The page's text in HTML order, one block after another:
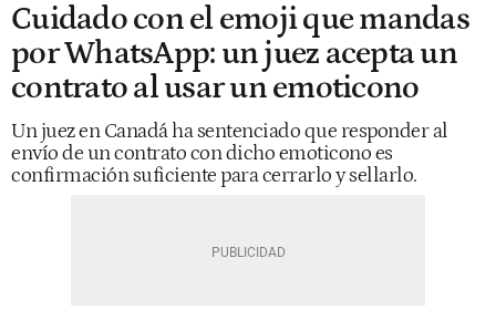
Cuidado con el emoji que mandas
por WhatsApp: un juez acepta un
contrato al usar un emoticono
Un juez en Canadá ha sentenciado que responder al
envío de un contrato con dicho emoticono es
confirmación suficiente para cerrarlo y sellarlo.